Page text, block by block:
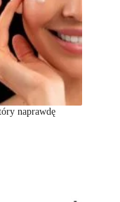
naprawdę